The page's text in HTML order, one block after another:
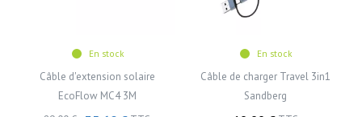
En stock
Câble d'extension solaire
EcoFlow MC4 3M
En stock
Câble de charger Travel 3in1
Sandberg